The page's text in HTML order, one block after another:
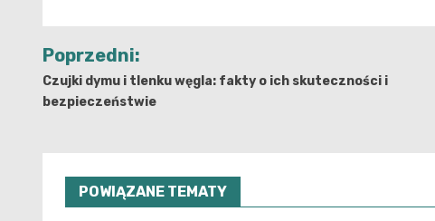
Nawigacja
wpisu
Poprzedni:
Czujki dymu i tlenku węgla: fakty o ich skuteczności i
bezpieczeństwie
POWIĄZANE TEMATY